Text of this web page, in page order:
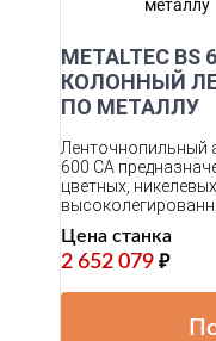
METALTEC
КОЛОННЫЙ
ПО МЕТАЛЛУ
Ленточнопильный
600 СA
цветных,
Цена станка
2 652 079 ₽